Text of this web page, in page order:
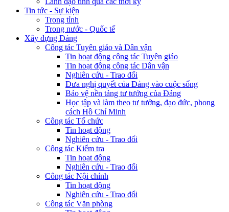
Tin tức - Sự kiện
Trong tỉnh
Trong nước - Quốc tế
Xây dựng Đảng
Công tác Tuyên giáo và Dân vận
Tin hoạt động công tác Tuyên giáo
Tin hoạt động công tác Dân vận
Nghiên cứu - Trao đổi
Đưa nghị quyết của Đảng vào cuộc sống
Bảo vệ nền tảng tư tưởng của Đảng
Học tập và làm theo tư tưởng, đạo đức, phong
cách Hồ Chí Minh
Công tác Tổ chức
Tin hoạt động
Nghiên cứu - Trao đổi
Công tác Kiểm tra
Tin hoạt động
Nghiên cứu - Trao đổi
Công tác Nội chính
Tin hoạt động
Nghiên cứu - Trao đổi
Công tác Văn phòng